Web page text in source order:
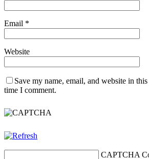
Email *
Website
Save my name, email, and website in
time I comment.
CAPTCHA